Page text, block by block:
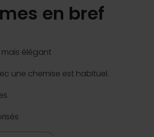
en bref
élégant
une chemise est habituel.